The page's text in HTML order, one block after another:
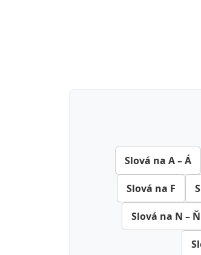
Slová na A – Á
Slová na F
Slová na N – Ň